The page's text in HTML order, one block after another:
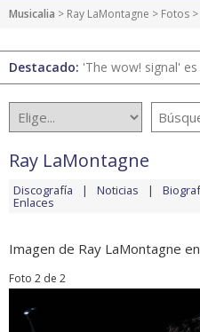
Musicalia > Ray LaMontagne > Fotos
Destacado: 'The wow! signal'
Ray LaMontagne
Discografía Noticias
Enlaces
Imagen de Ray LaMontagne
Foto 2 de 2